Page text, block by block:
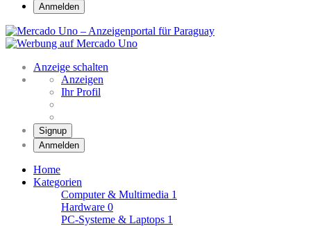
Anmelden
Anzeige schalten
Anzeigen
Ihr Profil
Signup
Anmelden
Home
Kategorien
Computer & Multimedia 1
Hardware 0
PC-Systeme & Laptops 1